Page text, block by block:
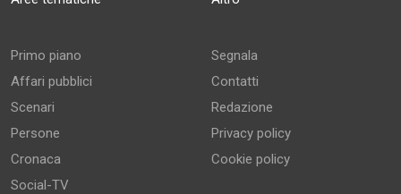
Primo piano
Affari pubblici
Scenari
Persone
Cronaca
Social-TV
Segnala
Contatti
Redazione
Privacy policy
Cookie policy